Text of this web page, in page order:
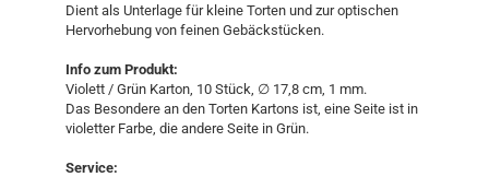
Dient als Unterlage für kleine Torten und zur optischen
Hervorhebung von feinen Gebäckstücken.
Info zum Produkt:
Violett / Grün Karton, 10 Stück, ∅ 17,8 cm, 1 mm.
Das Besondere an den Torten Kartons ist, eine Seite ist in
violetter Farbe, die andere Seite in Grün.
Service: